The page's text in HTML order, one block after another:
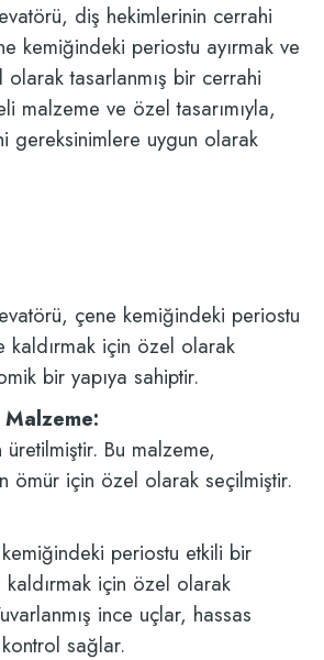
diş hekimlerinin cerrahi
kemiğindeki periostu ayırmak ve
olarak tasarlanmış bir cerrahi
malzeme ve özel tasarımıyla,
gereksinimlere uygun olarak
çene kemiğindeki periostu
kaldırmak için özel olarak
bir yapıya sahiptir.
Bu malzeme,
ömür için özel olarak seçilmiştir.
kemiğindeki periostu etkili bir
kaldırmak için özel olarak
ince uçlar, hassas
sağlar.